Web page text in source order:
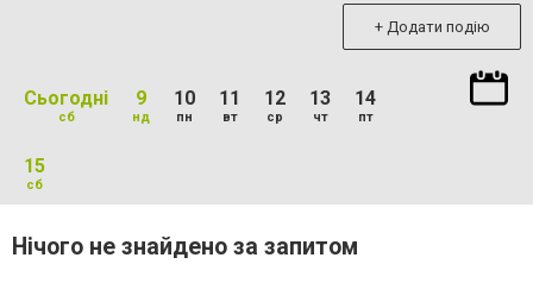
+ Додати подію
Сьогодні
сб
9
нд
10
пн
11
вт
12
ср
13
чт
14
пт
15
сб
Нічого не знайдено за запитом